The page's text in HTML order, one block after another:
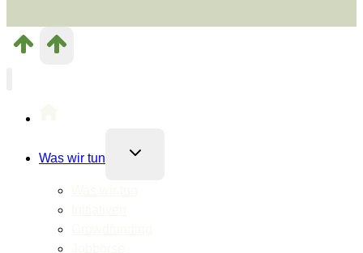
Was wir tun
Untermenü